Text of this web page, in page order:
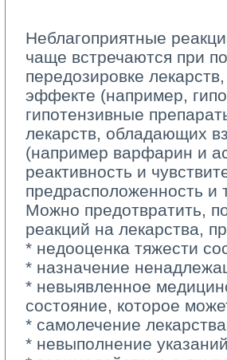
Неблагоприятные
чаще встречаются при
передозировке
эффекте (например,
гипотензивные
лекарств, обладающих
(например варфарин и
реактивность и
предрасположенность и
Можно предотвратить,
реакций на лекарства,
* недооценка тяжести
* назначение
* невыявленное
состояние, которое
* самолечение
* невыполнение